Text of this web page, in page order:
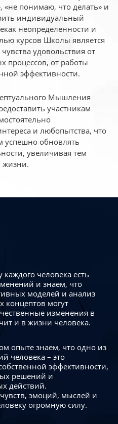
«не понимаю, что делать» и
индивидуальный
неопределенности и
курсов Школы является
удовольствия от
процессов, от работы
эффективности.
Мышления
участникам
и любопытства, что
успешно обновлять
увеличивая тем
человека есть
и знаем, что
моделей и анализ
концептов могут
изменения в
и в жизни человека.
опыте знаем, что одно из
человека – это
эффективности,
решений и
действий.
эмоций, мыслей и
огромную силу.